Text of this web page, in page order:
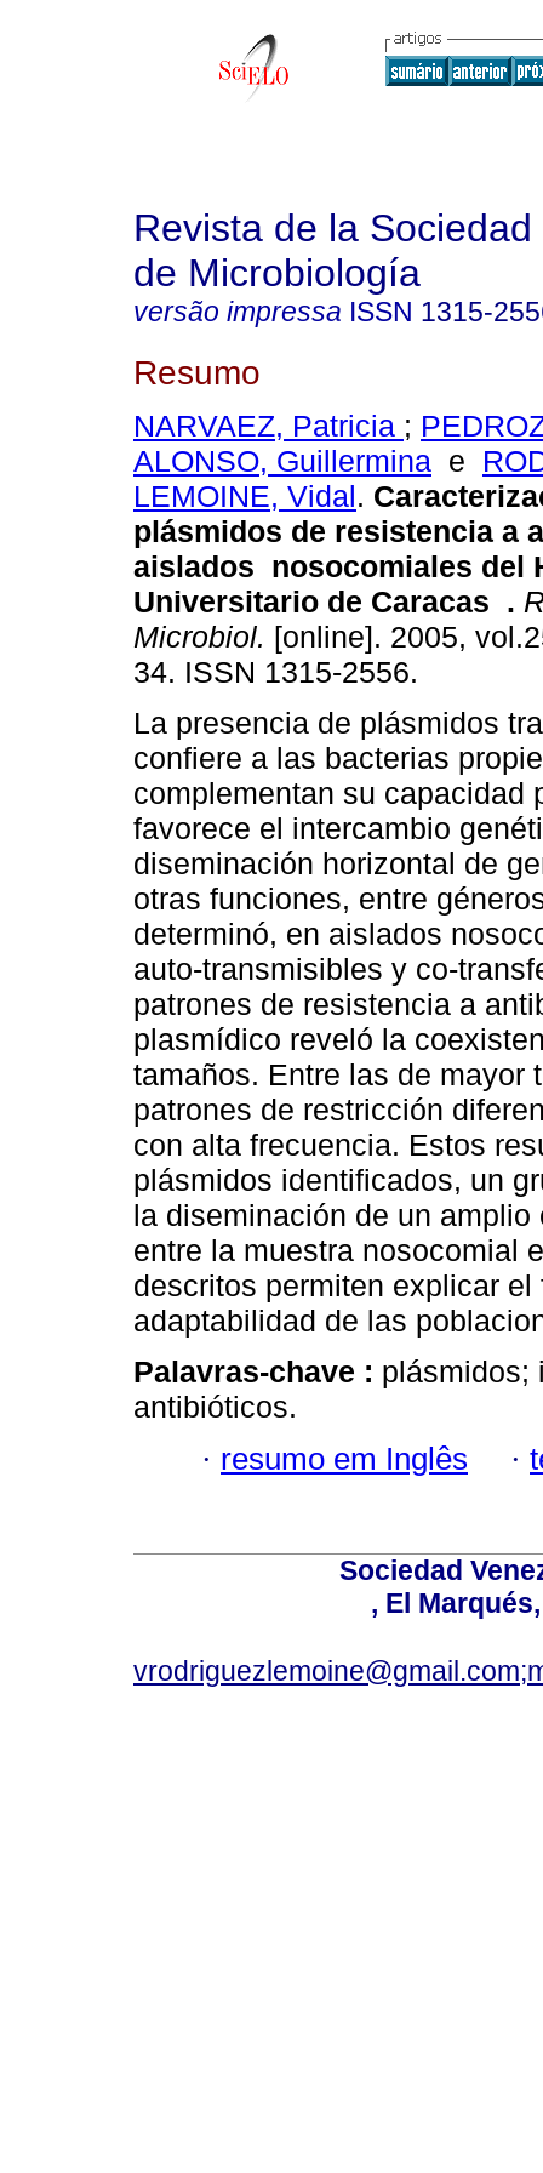
Revista de la
de Microbiología
versão impressa ISSN 1315-
Resumo
NARVAEZ, Patricia ;
ALONSO, Guillermina e
LEMOINE, Vidal.
plásmidos de resistencia a
aislados nosocomiales del
Universitario de Caracas .
Microbiol. [online]. 2005,
34. ISSN 1315-2556.
La presencia de plásmidos
confiere a las bacterias
complementan su capacidad
favorece el intercambio
diseminación horizontal de
otras funciones, entre
determinó, en aislados
auto-transmisibles y co-
patrones de resistencia a
plasmídico reveló la
tamaños. Entre las de mayor
patrones de restricción
con alta frecuencia. Estos
plásmidos identificados, un
la diseminación de un
entre la muestra nosocomial
descritos permiten explicar
adaptabilidad de las
Palavras-chave : plásmidos;
antibióticos.
· resumo em Inglês ·
Sociedad
, El